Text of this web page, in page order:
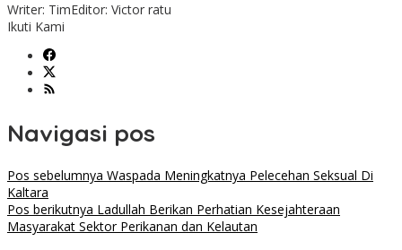
Writer: TimEditor: Victor ratu
Ikuti Kami
Navigasi pos
Pos sebelumnya Waspada Meningkatnya Pelecehan Seksual Di
Kaltara
Pos berikutnya Ladullah Berikan Perhatian Kesejahteraan
Masyarakat Sektor Perikanan dan Kelautan